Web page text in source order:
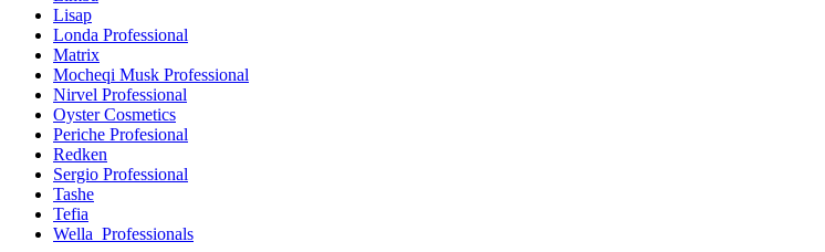
Lisap
Londa Professional
Matrix
Mocheqi Musk Professional
Nirvel Professional
Oyster Cosmetics
Periche Profesional
Redken
Sergio Professional
Tashe
Tefia
Wella_Professionals